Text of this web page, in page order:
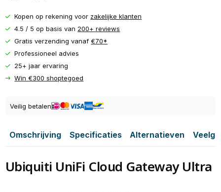
Kopen op rekening voor zakelijke klanten
4.5 / 5 op basis van 200+ reviews
Gratis verzending vanaf€70*
Professioneel advies
25+ jaar ervaring
Win €300 shoptegoed
Veilig betalen
Omschrijving Specificaties Alternatieven
Ubiquiti UniFi Cloud Gateway Ultra